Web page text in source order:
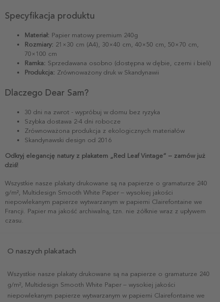
Specyfikacja produktu
Materiał: Papier matowy premium 240g
Rozmiary: 21×30 cm (A4), 30×40 cm, 40×50 cm, 50×70 cm,
70×100 cm
Ramka: Sprzedawana osobno (dostępna w dębie, czerni i bieli)
Produkcja: Zrównoważony druk w Skandynawii
Dlaczego Dear Sam?
30 dni na zwrot - wypróbuj w domu bez ryzyka
Szybka dostawa 2-4 dni robocze
Zrównoważona produkcja z ekologicznych materiałów
Skandynawski design od 2016
Odkryj elegancję natury z plakatem „Red Leaf Vintage” – zamów już
dziś!
Wszystkie nasze plakaty drukowane są na papierze o gramaturze 240
g/m², Multidesign Smooth White Paper – wysokiej jakości
niepowlekanym papierze wytwarzanym w papierni Clairefontaine we
Francji. Papier ma jakość archiwalną, tzn. nie żółknie wraz z upływem
czasu.
O naszych plakatach
Wszystkie nasze plakaty drukowane są na papierze o gramaturze 240
g/m², Multidesign Smooth White Paper – wysokiej jakości
niepowlekanym papierze wytwarzanym w papierni Clairefontaine we